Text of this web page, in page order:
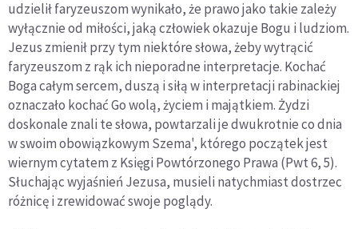
udzielił faryzeuszom wynikało, że prawo jako takie zależy
wyłącznie od miłości, jaką człowiek okazuje Bogu i ludziom.
Jezus zmienił przy tym niektóre słowa, żeby wytrącić
faryzeuszom z rąk ich nieporadne interpretacje. Kochać
Boga całym sercem, duszą i siłą w interpretacji rabinackiej
oznaczało kochać Go wolą, życiem i majątkiem. Żydzi
doskonale znali te słowa, powtarzali je dwukrotnie co dnia
w swoim obowiązkowym Szema', którego początek jest
wiernym cytatem z Księgi Powtórzonego Prawa (Pwt 6, 5).
Słuchając wyjaśnień Jezusa, musieli natychmiast dostrzec
różnicę i zrewidować swoje poglądy.